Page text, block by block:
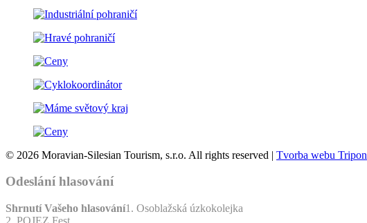
© 2026 Moravian-Silesian Tourism, s.r.o. All rights reserved | Tvorba webu Tripon
Odeslání hlasování
Shrnutí Vašeho hlasování1. Osoblažská úzkokolejka
2. POJEZ Fest